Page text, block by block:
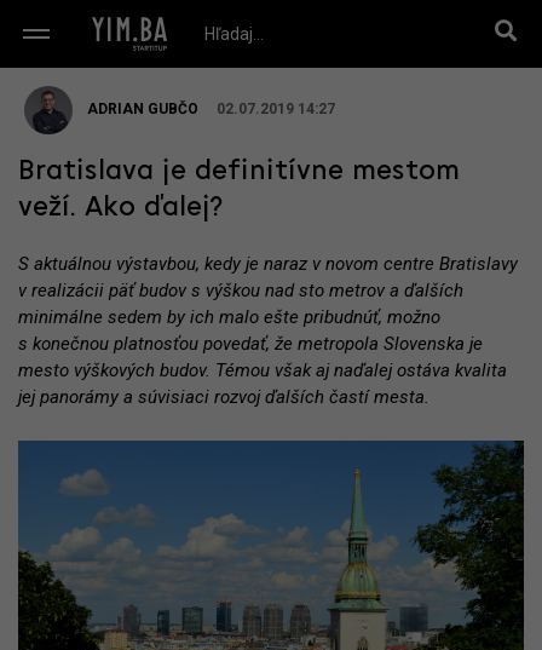
ADRIAN GUBČO 02.07.2019 14:27
Bratislava je definitívne mestom
veží. Ako ďalej?
S aktuálnou výstavbou, kedy je naraz v novom centre Bratislavy
v realizácii päť budov s výškou nad sto metrov a ďalších
minimálne sedem by ich malo ešte pribudnúť, možno
s konečnou platnosťou povedať, že metropola Slovenska je
mesto výškových budov. Témou však aj naďalej ostáva kvalita
jej panorámy a súvisiaci rozvoj ďalších častí mesta.